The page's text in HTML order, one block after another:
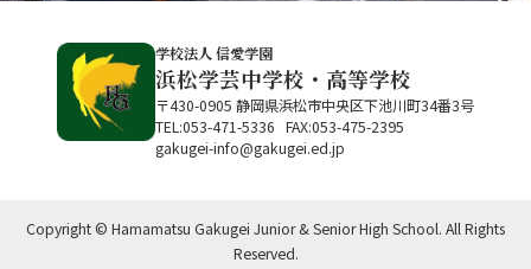
学校法人 信愛学園
浜松学芸中学校・高等学校
〒430-0905 静岡県浜松市中央区下池川町34番3号
TEL:053-471-5336 FAX:053-475-2395
gakugei-info@gakugei.ed.jp
Copyright © Hamamatsu Gakugei Junior & Senior High School. All Rights
Reserved.